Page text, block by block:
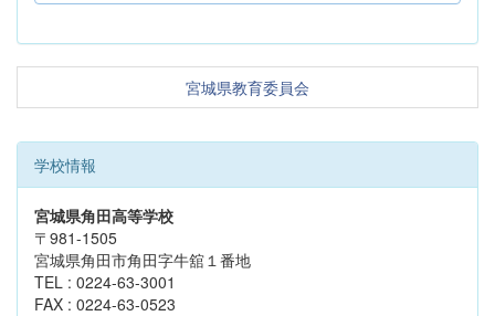
宮城県教育委員会
学校情報
宮城県角田高等学校
〒981-1505
宮城県角田市角田字牛舘１番地
TEL : 0224-63-3001
FAX : 0224-63-0523